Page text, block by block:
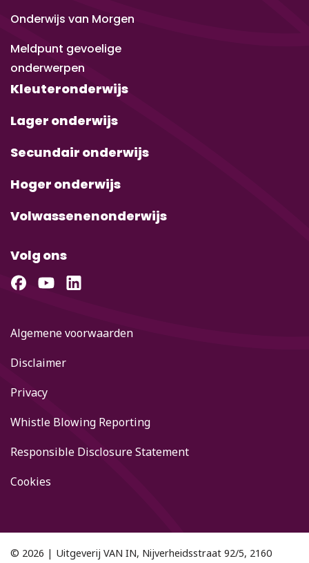
Onderwijs van Morgen
Meldpunt gevoelige
onderwerpen
Kleuteronderwijs
Lager onderwijs
Secundair onderwijs
Hoger onderwijs
Volwassenenonderwijs
Volg ons
Algemene voorwaarden
Disclaimer
Privacy
Whistle Blowing Reporting
Responsible Disclosure Statement
Cookies
© 2026 | Uitgeverij VAN IN, Nijverheidsstraat 92/5, 2160